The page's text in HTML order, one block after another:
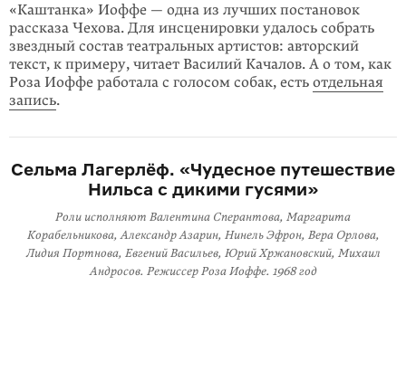
«Каштанка» Иоффе — одна из лучших постановок
рассказа Чехова. Для инсценировки удалось собрать
звездный состав театральных артистов: авторский
текст, к примеру, читает Василий Качалов. А о том, как
Роза Иоффе работала с голосом собак, есть отдельная
запись.
Сельма Лагерлёф. «Чудесное путешествие
Нильса с дикими гусями»
Роли исполняют Валентина Сперантова, Маргарита
Корабельникова, Александр Азарин, Нинель Эфрон, Вера Орлова,
Лидия Портнова, Евгений Васильев, Юрий Хржановский, Михаил
Андросов. Режиссер Роза Иоффе. 1968 год